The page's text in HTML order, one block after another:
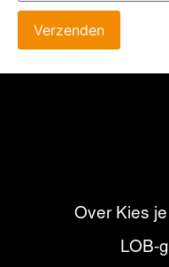
Verzenden
Over Kies
LOB-